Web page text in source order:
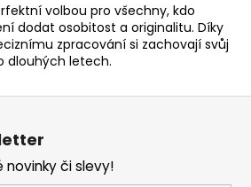
volbou pro všechny, kdo
dodat osobitost a originalitu. Díky
zpracování si zachovají svůj
dlouhých letech.
novinky či slevy!